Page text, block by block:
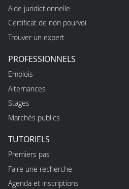
Aide juridictionnelle
Certificat de non pourvoi
Trouver un expert
PROFESSIONNELS
Emplois
Alternances
Stages
Marchés publics
TUTORIELS
Premiers pas
Faire une recherche
Agenda et inscriptions